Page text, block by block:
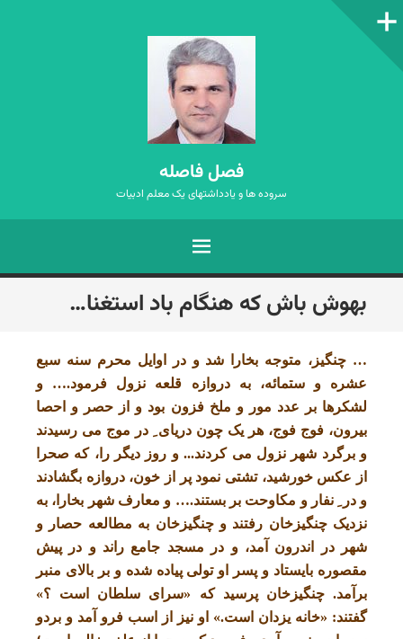
ستون‌کناری
فصل فاصله
سروده ها و یادداشتهای یک معلم ادبیات
فهرست
رفتن
به
بهوش باش که هنگام باد استغنا…
…‎ چنگیز، متوجه بخارا شد و در اوایل محرم سنه سبع
عشره و ستمائه، به دروازه قلعه نزول فرمود.‎… و
لشکرها بر عدد مور و ملخ فزون بود و از حصر و احصا
بیرون، فوج فوج، هر یک چون دریای ِ در موج می رسیدند
و برگرد شهر نزول می کردند.‎.. و روز دیگر را، که صحرا
از عکس خورشید، تشتی نمود پر از خون، دروازه بگشادند
و در ِ نفار و مکاوحت بر بستند.‎… و معارف شهر بخارا، به
نزدیک چنگیزخان رفتند و چنگیزخان به مطالعه حصار و
شهر در اندرون آمد، و در مسجد جامع راند و در پیش
مقصوره بایستاد و پسر او تولی پیاده شده و بر بالای منبر
برآمد. چنگیزخان پرسید که «سرای سلطان است ؟»
گفتند: «خانه یزدان است.» او نیز از اسب فرو آمد و بردو